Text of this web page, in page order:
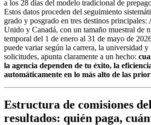
a los 28 días del modelo tradicional de
Estos datos proceden del seguimiento
grado y posgrado en tres destinos principales:
Unido y Canadá, con un tamaño muestral de
temporal del 1 de enero al 31 de mayo de
puede variar según la carrera, la universidad y
solicitudes, apunta claramente a un hecho:
la agencia dependen de tu éxito, la
automáticamente en lo más alto de las
Estructura de comisiones
resultados: quién paga,